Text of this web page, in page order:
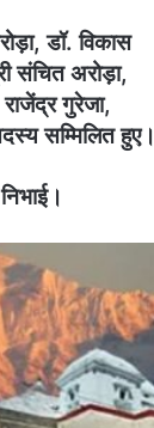
डॉ. विकास
संचित अरोड़ा,
गुरेजा,
सम्मिलित हुए।